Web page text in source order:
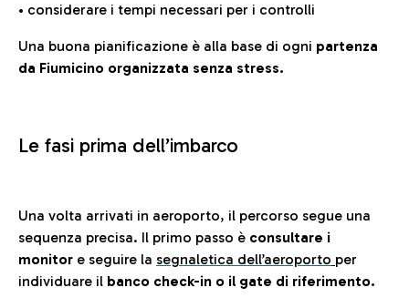
• considerare i tempi necessari per i controlli
Una buona pianificazione è alla base di ogni partenza
da Fiumicino organizzata senza stress.
Le fasi prima dell’imbarco
Una volta arrivati in aeroporto, il percorso segue una
sequenza precisa. Il primo passo è consultare i
monitor e seguire la segnaletica dell’aeroporto per
individuare il banco check-in o il gate di riferimento.